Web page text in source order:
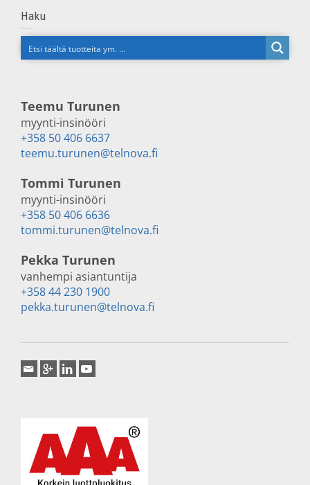
Haku
Teemu Turunen
myynti-insinööri
+358 50 406 6637
teemu.turunen@telnova.fi
Tommi Turunen
myynti-insinööri
+358 50 406 6636
tommi.turunen@telnova.fi
Pekka Turunen
vanhempi asiantuntija
+358 44 230 1900
pekka.turunen@telnova.fi